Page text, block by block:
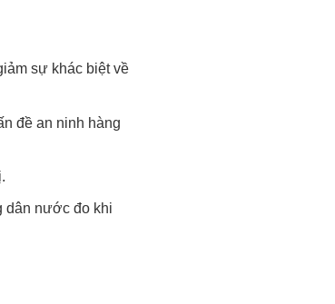
sự khác biệt về
đề an ninh hàng
dân nước đo khi